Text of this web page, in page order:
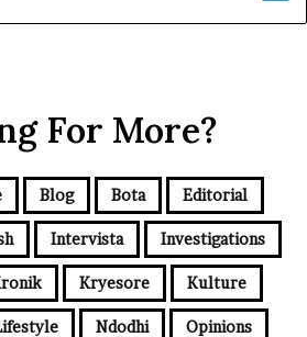
For More?
Blog Bota Editorial
Intervista Investigations
Kryesore Kulture
Ndodhi Opinions